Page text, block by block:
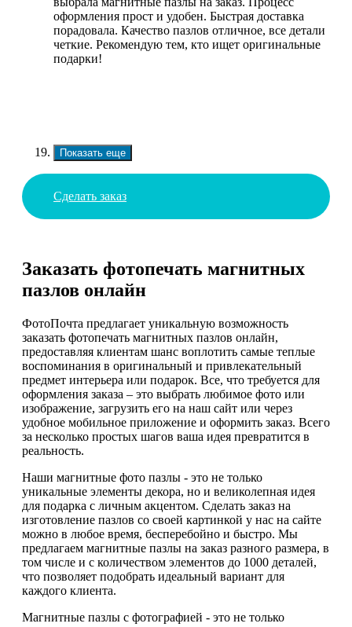
оформления прост и удобен. Быстрая доставка
порадовала. Качество пазлов отличное, все детали
четкие. Рекомендую тем, кто ищет оригинальные
подарки!
Показать еще
Сделать заказ
Заказать фотопечать магнитных
пазлов онлайн
ФотоПочта предлагает уникальную возможность
заказать фотопечать магнитных пазлов онлайн,
предоставляя клиентам шанс воплотить самые теплые
воспоминания в оригинальный и привлекательный
предмет интерьера или подарок. Все, что требуется для
оформления заказа – это выбрать любимое фото или
изображение, загрузить его на наш сайт или через
удобное мобильное приложение и оформить заказ. Всего
за несколько простых шагов ваша идея превратится в
реальность.
Наши магнитные фото пазлы - это не только
уникальные элементы декора, но и великолепная идея
для подарка с личным акцентом. Сделать заказ на
изготовление пазлов со своей картинкой у нас на сайте
можно в любое время, бесперебойно и быстро. Мы
предлагаем магнитные пазлы на заказ разного размера, в
том числе и с количеством элементов до 1000 деталей,
что позволяет подобрать идеальный вариант для
каждого клиента.
Магнитные пазлы с фотографией - это не только